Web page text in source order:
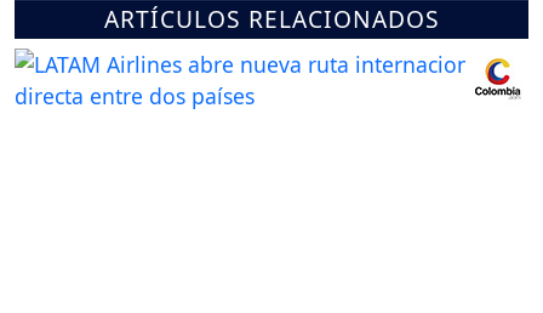
ARTÍCULOS RELACIONADOS